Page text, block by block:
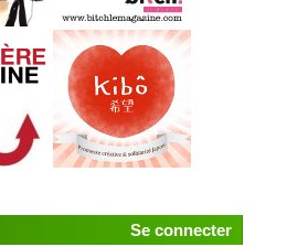
Se connecter